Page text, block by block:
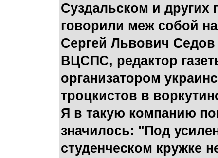
Суздальском и других
говорили меж собой
Сергей Львович
ВЦСПС, редактор
организатором
троцкистов в
Я в такую компанию
значилось: "Под
студенческом кружке